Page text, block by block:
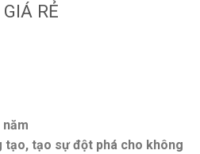
RẺ
năm
tạo, tạo sự đột phá cho không